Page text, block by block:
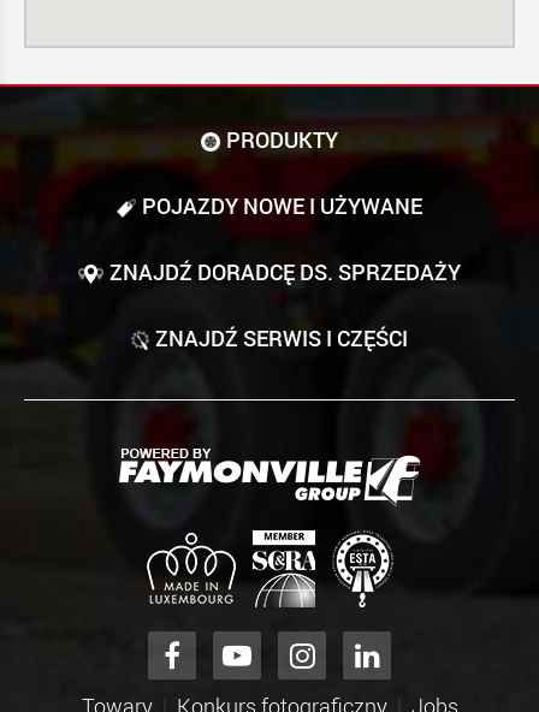
PRODUKTY
POJAZDY NOWE I UŻYWANE
ZNAJDŹ DORADCĘ DS. SPRZEDAŻY
ZNAJDŹ SERWIS I CZĘŚCI
Towary Konkurs fotograficzny Jobs